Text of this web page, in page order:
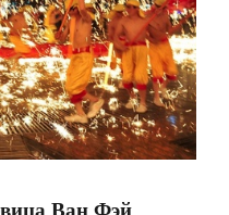
Ван Фэй